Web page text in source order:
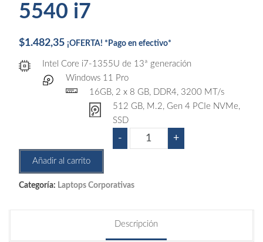
5540 i7
$1.482,35 ¡OFERTA! *Pago en efectivo*
Intel Core i7-1355U de 13ª generación
Windows 11 Pro
16GB, 2 x 8 GB, DDR4, 3200 MT/s
512 GB, M.2, Gen 4 PCIe NVMe,
SSD
-
Laptop
Dell
i7
+
Añadir al carrito
Categoría: Laptops Corporativas
Descripción